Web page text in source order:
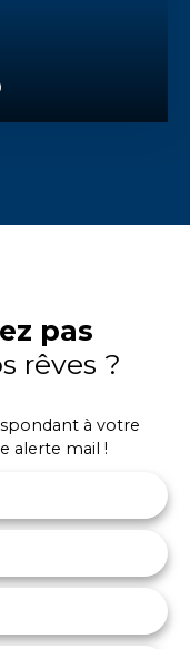
pas
rêves ?
à votre
alerte mail !